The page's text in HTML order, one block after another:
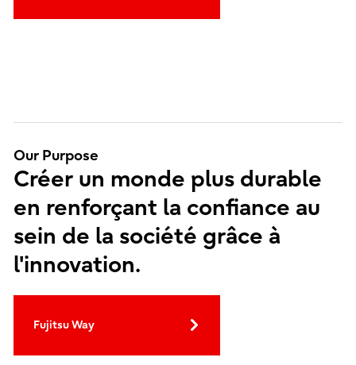
Our Purpose
Créer un monde plus durable
en renforçant la confiance au
sein de la société grâce à
l'innovation.
Fujitsu Way